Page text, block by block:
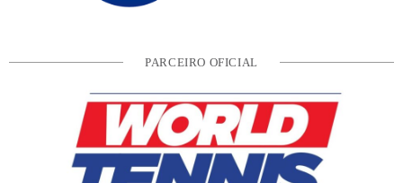
PARCEIRO OFICIAL